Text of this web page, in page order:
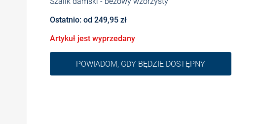
Ostatnio: od 249,95 zł
Artykuł jest wyprzedany
POWIADOM, GDY BĘDZIE DOSTĘPNY